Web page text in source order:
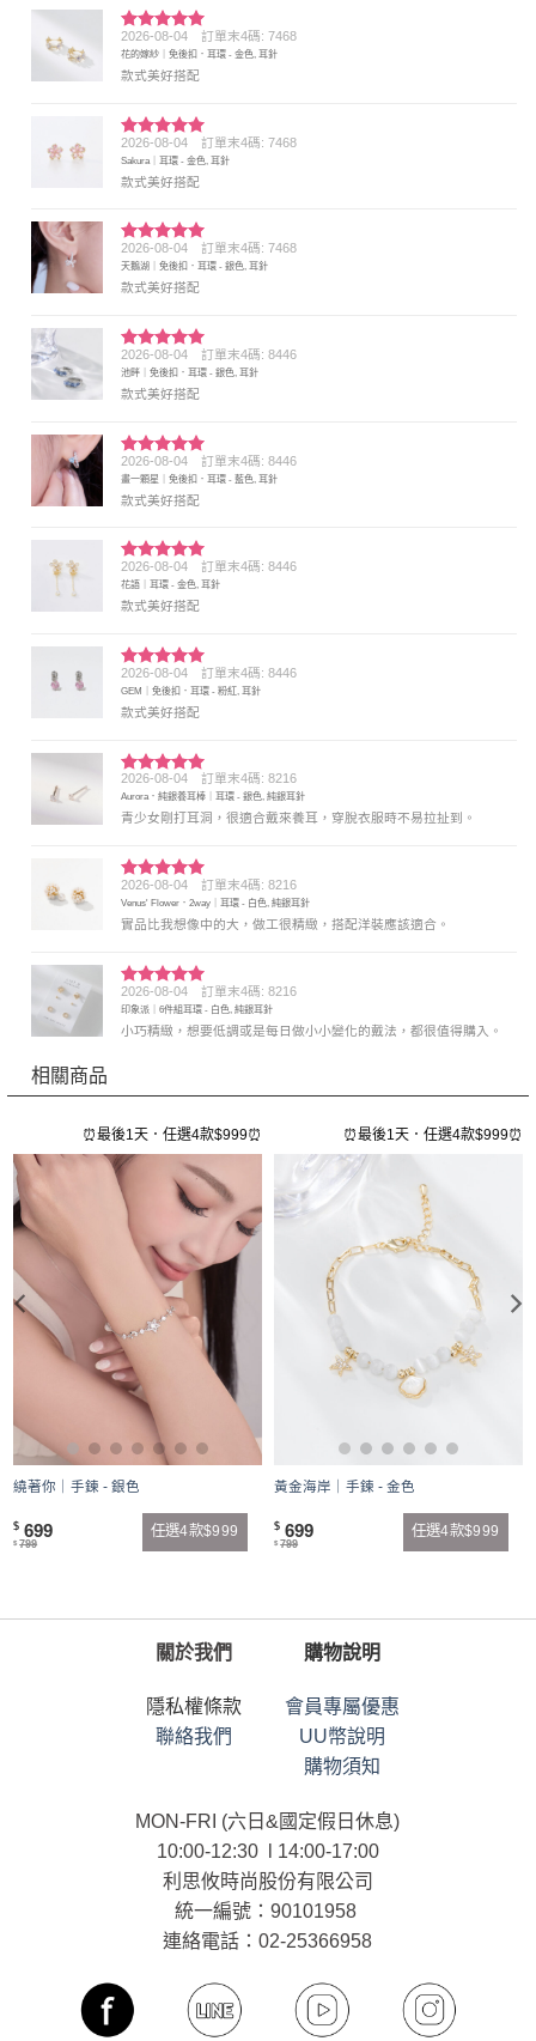
評分5 滿
分 5
2026-08-04 訂單末4碼: 7468
花的嫁紗｜免後扣．耳環 - 金色, 耳針
款式美好搭配
評分5滿
分 5
2026-08-04 訂單末4碼: 7468
Sakura｜耳環 - 金色, 耳針
款式美好搭配
評分5 滿
分 5
2026-08-04 訂單末4碼: 7468
天鵝湖｜免後扣．耳環 - 銀色, 耳針
款式美好搭配
評分5 滿
分 5
2026-08-04 訂單末4碼: 8446
池畔｜免後扣．耳環 - 銀色, 耳針
款式美好搭配
評分5滿
分 5
2026-08-04 訂單末4碼: 8446
畫一顆星｜免後扣．耳環 - 藍色, 耳針
款式美好搭配
評分5 滿
分 5
2026-08-04 訂單末4碼: 8446
花語｜耳環 - 金色, 耳針
款式美好搭配
評分5 滿
分 5
2026-08-04 訂單末4碼: 8446
GEM｜免後扣．耳環 - 粉紅, 耳針
款式美好搭配
評分5 滿
分 5
2026-08-04 訂單末4碼: 8216
Aurora．純銀養耳棒｜耳環 - 銀色, 純銀耳針
青少女剛打耳洞，很適合戴來養耳，穿脫衣服時不易拉扯到。
評分5 滿
分 5
2026-08-04 訂單末4碼: 8216
Venus' Flower．2way｜耳環 - 白色, 純銀耳針
實品比我想像中的大，做工很精緻，搭配洋裝應該適合。
評分5滿
分 5
2026-08-04 訂單末4碼: 8216
印象派｜6件組耳環 - 白色, 純銀耳針
小巧精緻，想要低調或是每日做小小變化的戴法，都很值得購入。
相關商品
⏰最後1天．任選4款$999⏰
繞著你｜手鍊 - 銀色
$ 699
$ 799
任選4款$999
⏰最後1天．任選4款$999⏰
黃金海岸｜手鍊 - 金色
$ 699
$ 799
任選4款$999
關於我們
隱私權條款
聯絡我們
購物說明
會員專屬優惠
UU幣說明
購物須知
MON-FRI (六日&國定假日休息)
10:00-12:30 l 14:00-17:00
利思攸時尚股份有限公司
統一編號：90101958
連絡電話：02-25366958